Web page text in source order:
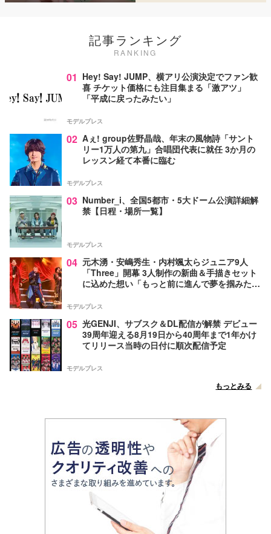
記事ランキング
RANKING
01 Hey! Say! JUMP、横アリ公演決定でファン歓
喜 チケット価格にも注目集まる「激アツ」
「平成に戻ったみたい」
モデルプレス
02 Aぇ! group佐野晶哉、年末の風物詩「サント
リー1万人の第九」合唱団代表に就任 3か月の
レッスン経て本番に臨む
モデルプレス
03 Number_i、全国5都市・5大ドーム公演詳細解
禁【日程・場所一覧】
モデルプレス
04 元木湧・安嶋秀生・内村颯太らジュニア9人
「Three」開幕 3人制作の新曲＆手描きセット
に込めた想い「もっと前に進んで夢を掴みた
モデルプレス
05 光GENJI、サブスク＆DL配信が解禁 デビュー
39周年迎える8月19日から40周年まで1年かけ
てリリース当時の日付に順次配信予定
モデルプレス
もっとみる